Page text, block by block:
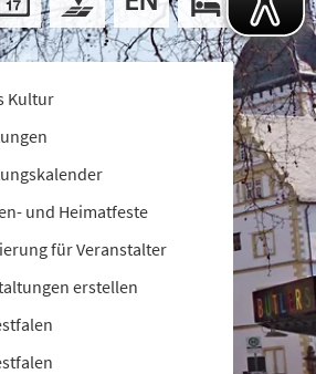
Kultur
und Heimatfeste
für Veranstalter
erstellen